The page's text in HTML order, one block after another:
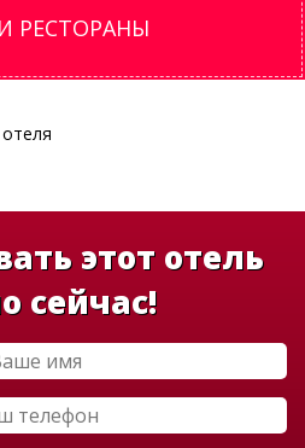
РЕСТОРАНЫ
этот отель
сейчас!